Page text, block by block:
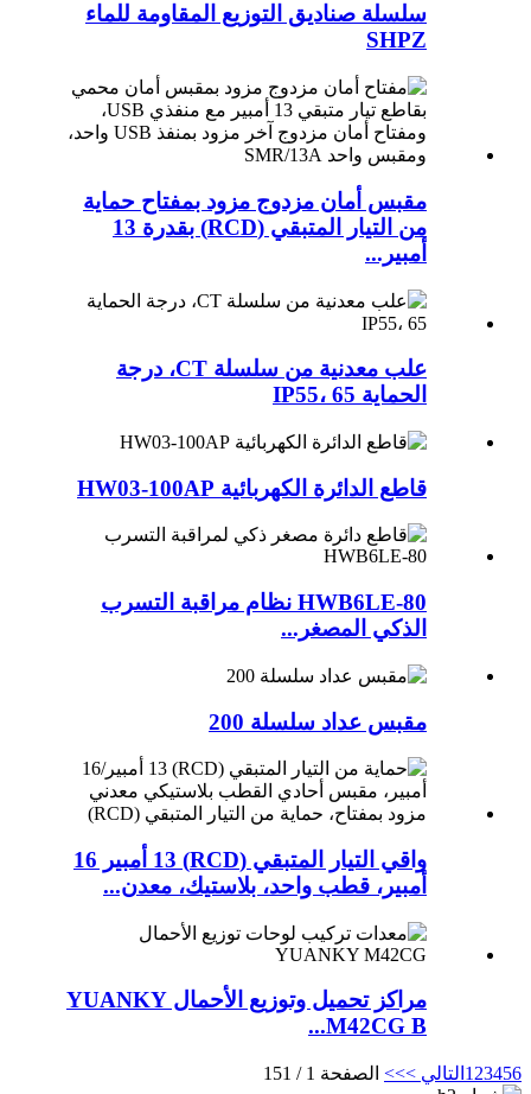
سلسلة صناديق التوزيع المقاومة للماء
SHPZ
مقبس أمان مزدوج مزود بمفتاح حماية
من التيار المتبقي (RCD) بقدرة 13
أمبير...
علب معدنية من سلسلة CT، درجة
الحماية IP55، 65
قاطع الدائرة الكهربائية HW03-100AP
HWB6LE-80 نظام مراقبة التسرب
الذكي المصغر...
مقبس عداد سلسلة 200
واقي التيار المتبقي (RCD) 13 أمبير 16
أمبير، قطب واحد، بلاستيك، معدن...
مراكز تحميل وتوزيع الأحمال YUANKY
M42CG B...
1 23456 التالي >>> الصفحة 1 / 151